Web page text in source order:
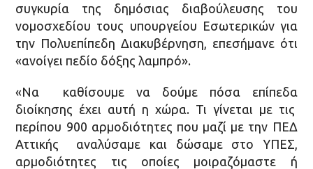
συγκυρία της δημόσιας διαβούλευσης του
νομοσχεδίου τους υπουργείου Εσωτερικών για
την Πολυεπίπεδη Διακυβέρνηση, επεσήμανε ότι
«ανοίγει πεδίο δόξης λαμπρό».
«Να καθίσουμε να δούμε πόσα επίπεδα
διοίκησης έχει αυτή η χώρα. Τι γίνεται με τις
περίπου 900 αρμοδιότητες που μαζί με την ΠΕΔ
Αττικής αναλύσαμε και δώσαμε στο ΥΠΕΣ,
αρμοδιότητες τις οποίες μοιραζόμαστε ή